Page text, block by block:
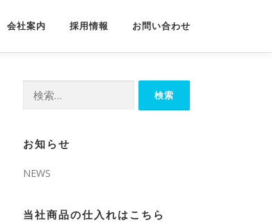
会社案内 採用情報 お問い合わせ
お知らせ
NEWS
当社商品の仕入れはこちら